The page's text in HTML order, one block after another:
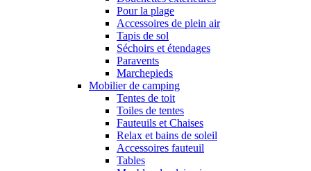
Pour la plage
Accessoires de plein air
Tapis de sol
Séchoirs et étendages
Paravents
Marchepieds
Mobilier de camping
Tentes de toit
Toiles de tentes
Fauteuils et Chaises
Relax et bains de soleil
Accessoires fauteuil
Tables